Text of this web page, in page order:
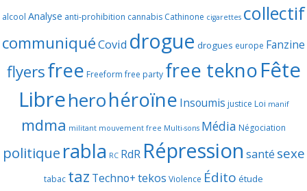
alcool Analyse anti-prohibition cannabis Cathinone cigarettes collectif
communiquéCovid drogue drogues europe Fanzine
flyersfree Freeform free party free teknoFête
Libreherohéroïne Insoumis justice Loi manif
mdma militant mouvement free Multi-sons Média Négociation
politique rabla RC RdR Répression santé sexe
tabac taz Techno+tekos Violence Édito étude